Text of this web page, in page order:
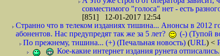
совместимого "голоса" нет - есть
[851] 12-01-2017 12:54
Странно что в телеком изданиях тишина... Анонсы в 2012
абонентов. Нас предупредят так же за 5 лет?
(-) (Тупой
По прежнему, тишина... (+) (Печальная новость) (URL) <
Кое-какие интернет издания рунета